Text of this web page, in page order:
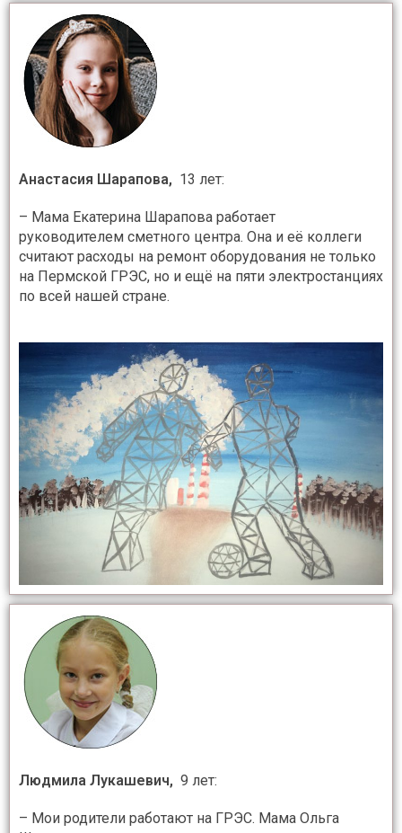
Анастасия Шарапова, 13 лет:
– Мама Екатерина Шарапова работает
руководителем сметного центра. Она и её коллеги
считают расходы на ремонт оборудования не только
на Пермской ГРЭС, но и ещё на пяти электростанциях
по всей нашей стране.
Людмила Лукашевич, 9 лет:
– Мои родители работают на ГРЭС. Мама Ольга